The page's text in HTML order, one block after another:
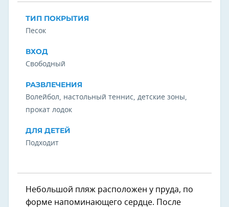
ТИП ПОКРЫТИЯ
Песок
ВХОД
Свободный
РАЗВЛЕЧЕНИЯ
Волейбол, настольный теннис, детские зоны,
прокат лодок
ДЛЯ ДЕТЕЙ
Подходит
Небольшой пляж расположен у пруда, по
форме напоминающего сердце. После